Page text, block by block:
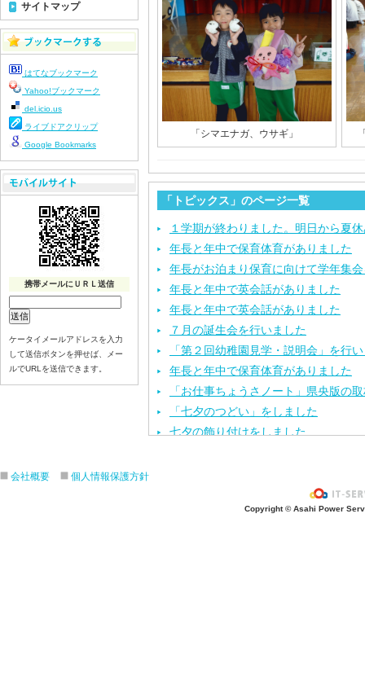
「シマエナガ、ウサギ」
「トピックス」のページ一覧
１学期が終わりました。明日から夏
年長と年中で保育体育がありました
年長がお泊まり保育に向けて学年集
年長と年中で英会話がありました
年長と年中で英会話がありました
７月の誕生会を行いました
「第２回幼稚園見学・説明会」を行
年長と年中で保育体育がありました
「お仕事ちょうさノート」県央版の
「七夕のつどい」をしました
七夕の飾り付けをしました
「カレーパーティー」をしました
サイトマップ
はてなブックマーク
Yahoo!ブックマーク
del.icio.us
ライブドアクリップ
Google Bookmarks
携帯メールにＵＲＬ送信
ケータイメールアドレスを入力
して送信ボタンを押せば、メー
ルでURLを送信できます。
会社概要 個人情報保護方針
Copyright © Asahi Power